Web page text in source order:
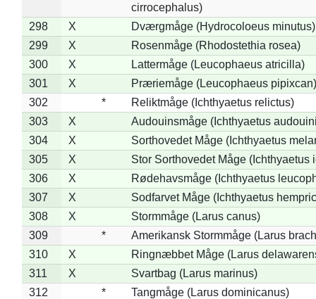
cirrocephalus)
298
X
Dværgmåge (Hydrocoloeus minutus)
299
X
Rosenmåge (Rhodostethia rosea)
300
X
Lattermåge (Leucophaeus atricilla)
301
X
Præriemåge (Leucophaeus pipixcan)
302
*
Reliktmåge (Ichthyaetus relictus)
303
X
Audouinsmåge (Ichthyaetus
304
X
Sorthovedet Måge (Ichthyaetus
305
X
Stor Sorthovedet Måge (Ichthyaetus
306
X
Rødehavsmåge (Ichthyaetus
307
X
Sodfarvet Måge (Ichthyaetus
308
X
Stormmåge (Larus canus)
309
*
Amerikansk Stormmåge (Larus
310
X
Ringnæbbet Måge (Larus
311
X
Svartbag (Larus marinus)
312
*
Tangmåge (Larus dominicanus)